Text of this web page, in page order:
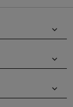
keyboard_arrow_down
keyboard_arrow_down
keyboard_arrow_down